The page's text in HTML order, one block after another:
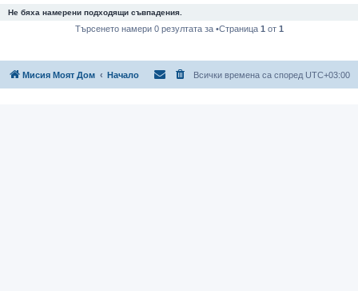
Не бяха намерени подходящи съвпадения.
Търсенето намери 0 резултата за •Страница 1 от 1
Мисия Моят Дом Начало Всички времена са според UTC+03:00